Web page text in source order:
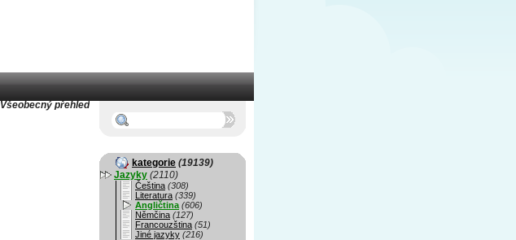
Všeobecný přehled
kategorie (19139)
Jazyky (2110)
Čeština (308)
Literatura (339)
Angličtina (606)
Němčina (127)
Francouzština (51)
Jiné jazyky (216)